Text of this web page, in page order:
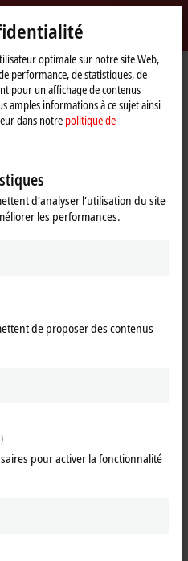
myBeckhoff
für TwinCAT C++ Module
», nous affichons la vidéo et
tout en chargeant des
Veuillez vous référer ici à notre
des données.
C++ Module
capabilities of TwinCAT 3 C++.
optimale sur notre site Web,
performance, de statistiques, de
pour un affichage de contenus
amples informations à ce sujet ainsi
dans notre politique de
d’analyser l’utilisation du site
les performances.
de proposer des contenus
pour activer la fonctionnalité